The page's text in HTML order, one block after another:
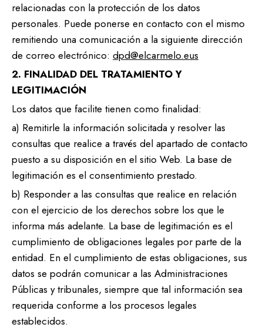
relacionadas con la protección de los datos
personales. Puede ponerse en contacto con el mismo
remitiendo una comunicación a la siguiente dirección
de correo electrónico: dpd@elcarmelo.eus
2. FINALIDAD DEL TRATAMIENTO Y
LEGITIMACIÓN
Los datos que facilite tienen como finalidad:
a) Remitirle la información solicitada y resolver las
consultas que realice a través del apartado de contacto
puesto a su disposición en el sitio Web. La base de
legitimación es el consentimiento prestado.
b) Responder a las consultas que realice en relación
con el ejercicio de los derechos sobre los que le
informa más adelante. La base de legitimación es el
cumplimiento de obligaciones legales por parte de la
entidad. En el cumplimiento de estas obligaciones, sus
datos se podrán comunicar a las Administraciones
Públicas y tribunales, siempre que tal información sea
requerida conforme a los procesos legales
establecidos.